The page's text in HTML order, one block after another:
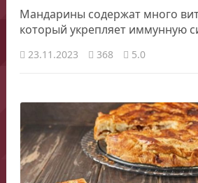
Мандарины содержат много
который укрепляет иммунную
23.11.2023 368 5.0